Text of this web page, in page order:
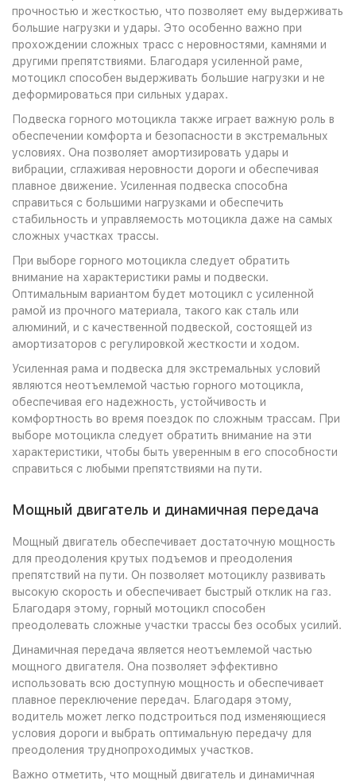
прочностью и жесткостью, что позволяет ему выдерживать
большие нагрузки и удары. Это особенно важно при
прохождении сложных трасс с неровностями, камнями и
другими препятствиями. Благодаря усиленной раме,
мотоцикл способен выдерживать большие нагрузки и не
деформироваться при сильных ударах.
Подвеска горного мотоцикла также играет важную роль в
обеспечении комфорта и безопасности в экстремальных
условиях. Она позволяет амортизировать удары и
вибрации, сглаживая неровности дороги и обеспечивая
плавное движение. Усиленная подвеска способна
справиться с большими нагрузками и обеспечить
стабильность и управляемость мотоцикла даже на самых
сложных участках трассы.
При выборе горного мотоцикла следует обратить
внимание на характеристики рамы и подвески.
Оптимальным вариантом будет мотоцикл с усиленной
рамой из прочного материала, такого как сталь или
алюминий, и с качественной подвеской, состоящей из
амортизаторов с регулировкой жесткости и ходом.
Усиленная рама и подвеска для экстремальных условий
являются неотъемлемой частью горного мотоцикла,
обеспечивая его надежность, устойчивость и
комфортность во время поездок по сложным трассам. При
выборе мотоцикла следует обратить внимание на эти
характеристики, чтобы быть уверенным в его способности
справиться с любыми препятствиями на пути.
Мощный двигатель и динамичная передача
Мощный двигатель обеспечивает достаточную мощность
для преодоления крутых подъемов и преодоления
препятствий на пути. Он позволяет мотоциклу развивать
высокую скорость и обеспечивает быстрый отклик на газ.
Благодаря этому, горный мотоцикл способен
преодолевать сложные участки трассы без особых усилий.
Динамичная передача является неотъемлемой частью
мощного двигателя. Она позволяет эффективно
использовать всю доступную мощность и обеспечивает
плавное переключение передач. Благодаря этому,
водитель может легко подстроиться под изменяющиеся
условия дороги и выбрать оптимальную передачу для
преодоления труднопроходимых участков.
Важно отметить, что мощный двигатель и динамичная